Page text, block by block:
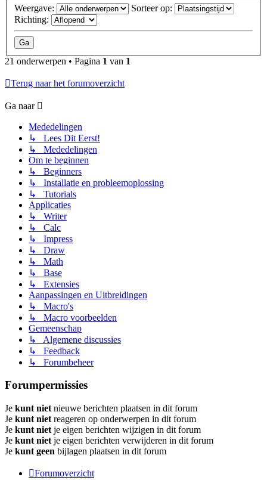
Weergave:
Sorteer op:
Richting:
21 onderwerpen • Pagina 1 van 1
Terug naar het forumoverzicht
Ga naar
Mededelingen
↳ Lees Dit Eerst!
↳ Mededelingen
Om te beginnen
↳ Beginners
↳ Installatie en probleemoplossing
↳ Tutorials
Applicaties
↳ Writer
↳ Calc
↳ Impress
↳ Draw
↳ Math
↳ Base
↳ Extensies
Aanpassingen en Uitbreidingen
↳ Macro's
↳ Macro voorbeelden
Gemeenschap
↳ Algemene discussies
↳ Feedback
↳ Forumbeheer
Forumpermissies
Je kunt niet nieuwe berichten plaatsen in dit forum
Je kunt niet reageren op onderwerpen in dit forum
Je kunt niet je eigen berichten wijzigen in dit forum
Je kunt niet je eigen berichten verwijderen in dit forum
Je kunt geen bijlagen plaatsen in dit forum
Forumoverzicht